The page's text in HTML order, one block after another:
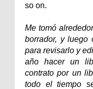
so on.
Me tomó
borrador, y luego
para revisarlo y
año hacer un
contrato por un
todo el tiempo